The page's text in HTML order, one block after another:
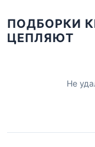
ПОДБОРКИ
ЦЕПЛЯЮТ
Не